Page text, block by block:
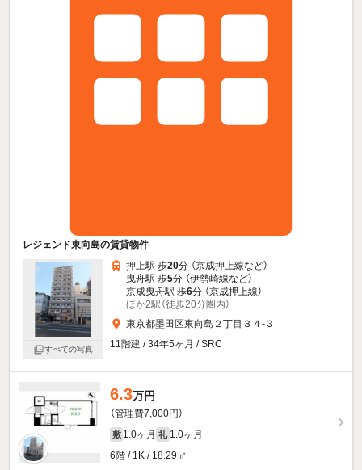
レジェンド東向島の賃貸物件
すべての写真
押上駅 歩20分 （京成押上線など）
曳舟駅 歩5分 （伊勢崎線など）
京成曳舟駅 歩6分 （京成押上線）
ほか2駅（徒歩20分圏内）
東京都墨田区東向島２丁目３４-３
11階建 / 34年5ヶ月 / SRC
6.3万円
（管理費7,000円）
敷 1.0ヶ月 礼 1.0ヶ月
6階 / 1K / 18.29㎡